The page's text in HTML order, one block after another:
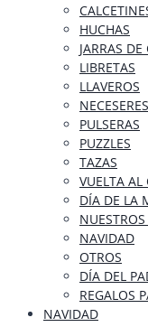
HUCHAS
JARRAS DE
LIBRETAS
LLAVEROS
NECESERES
PULSERAS
PUZZLES
TAZAS
VUELTA AL
DÍA DE LA
NAVIDAD
OTROS
DÍA DEL
REGALOS
NAVIDAD